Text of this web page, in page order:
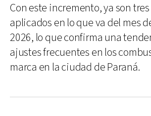
Con este incremento, ya son
aplicados en lo que va del mes
2026, lo que confirma una
ajustes frecuentes en los
marca en la ciudad de Paraná.